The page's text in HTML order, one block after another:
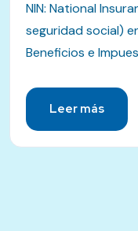
NIN: National
seguridad social)
Beneficios e
Leer más